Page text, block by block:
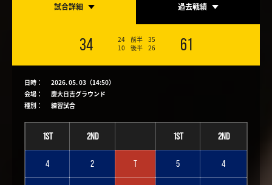
試合詳細 過去戦績
34 24 前半 35
10
後半 26 61
日時：
2026. 05. 03（14:50）
会場：
慶大日吉グラウンド
種別：
練習試合
1st 2nd 1st 2nd
4 2 T 5 4